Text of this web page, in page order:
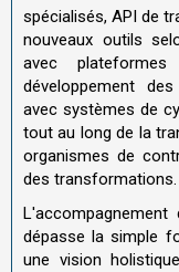
spécialisés, API de
nouveaux outils
avec
développement
avec systèmes de
tout au long de la
organismes de
des transformations.
L'accompagnement
dépasse la simple
une vision